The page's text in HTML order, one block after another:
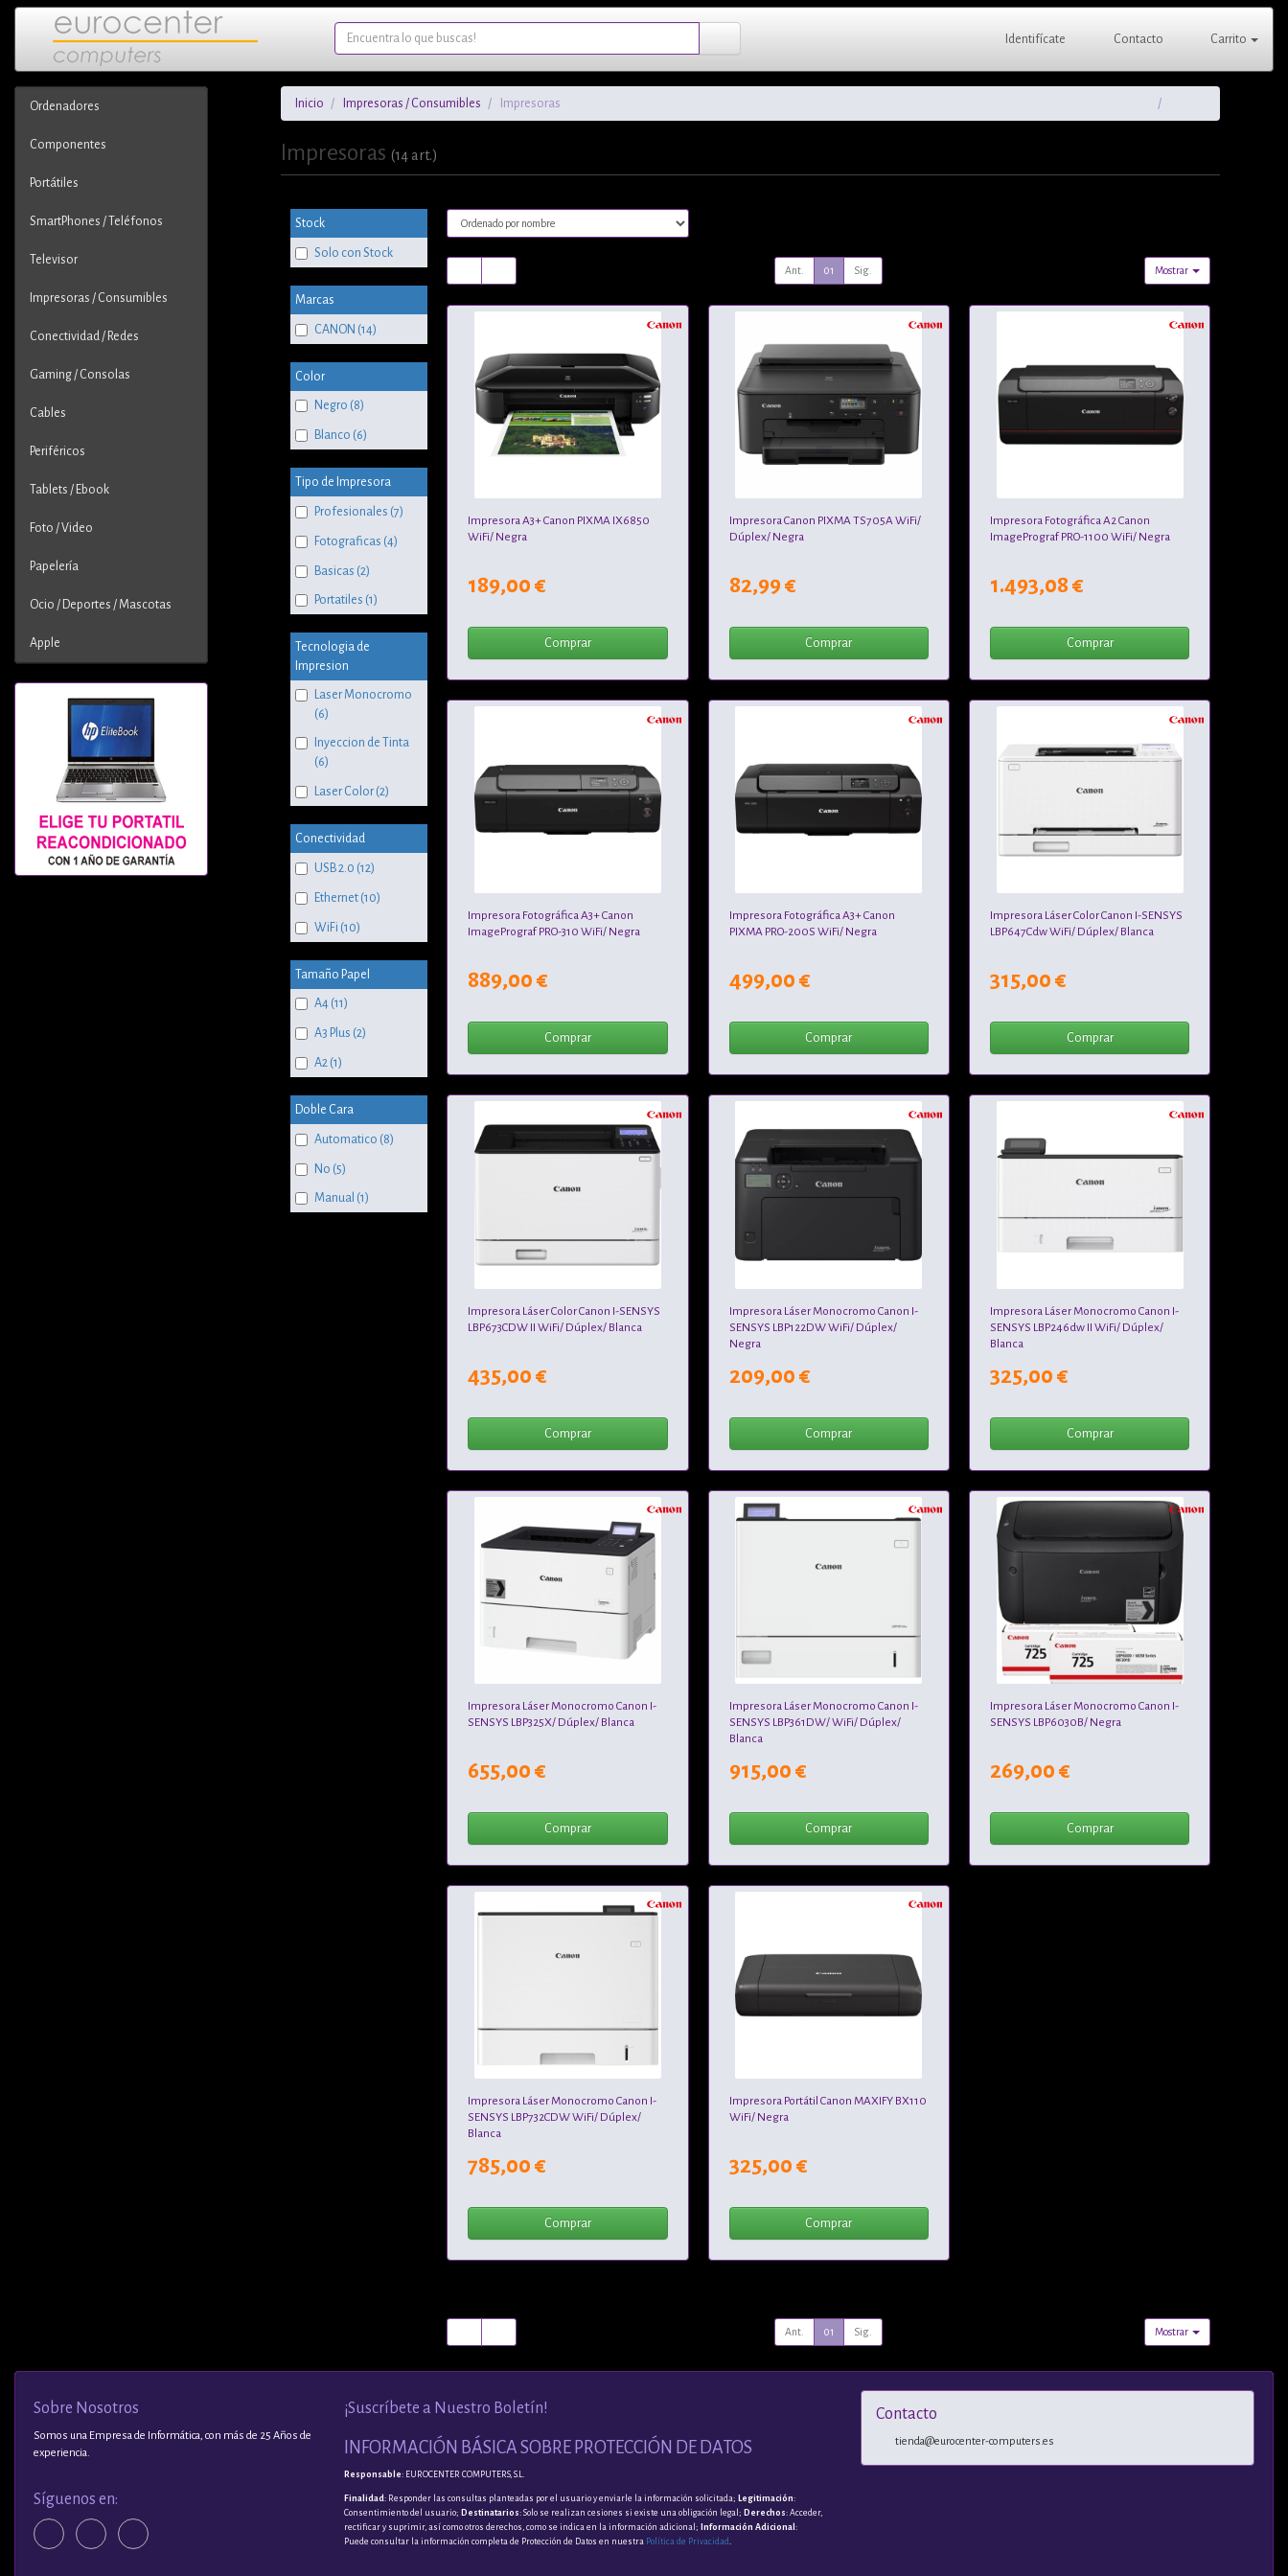
Identifícate Contacto Carrito
Ordenadores
Componentes
Portátiles
SmartPhones / Teléfonos
Televisor
Impresoras / Consumibles
Conectividad / Redes
Gaming / Consolas
Cables
Periféricos
Tablets / Ebook
Foto / Video
Papelería
Ocio / Deportes / Mascotas
Apple
Inicio Impresoras / Consumibles Impresoras
Impresoras (14 art.)
Stock
Solo con Stock
Marcas
CANON (14)
Color
Negro (8)
Blanco (6)
Tipo de Impresora
Profesionales (7)
Fotograficas (4)
Basicas (2)
Portatiles (1)
Tecnologia de
Impresion
Laser Monocromo
(6)
Inyeccion de Tinta
(6)
Laser Color (2)
Conectividad
USB 2.0 (12)
Ethernet (10)
WiFi (10)
Tamaño Papel
A4 (11)
A3 Plus (2)
A2 (1)
Doble Cara
Automatico (8)
No (5)
Manual (1)
Ant. 01 Sig. Mostrar
Impresora A3+ Canon PIXMA IX6850
WiFi/ Negra
189,00 €
Comprar
Impresora Canon PIXMA TS705A WiFi/
Dúplex/ Negra
82,99 €
Comprar
Impresora Fotográfica A2 Canon
ImagePrograf PRO-1100 WiFi/ Negra
1.493,08 €
Comprar
Impresora Fotográfica A3+ Canon
ImagePrograf PRO-310 WiFi/ Negra
889,00 €
Comprar
Impresora Fotográfica A3+ Canon
PIXMA PRO-200S WiFi/ Negra
499,00 €
Comprar
Impresora Láser Color Canon I-SENSYS
LBP647Cdw WiFi/ Dúplex/ Blanca
315,00 €
Comprar
Impresora Láser Color Canon I-SENSYS
LBP673CDW II WiFi/ Dúplex/ Blanca
435,00 €
Comprar
Impresora Láser Monocromo Canon I-
SENSYS LBP122DW WiFi/ Dúplex/
Negra
209,00 €
Comprar
Impresora Láser Monocromo Canon I-
SENSYS LBP246dw II WiFi/ Dúplex/
Blanca
325,00 €
Comprar
Impresora Láser Monocromo Canon I-
SENSYS LBP325X/ Dúplex/ Blanca
655,00 €
Comprar
Impresora Láser Monocromo Canon I-
SENSYS LBP361DW/ WiFi/ Dúplex/
Blanca
915,00 €
Comprar
Impresora Láser Monocromo Canon I-
SENSYS LBP6030B/ Negra
269,00 €
Comprar
Impresora Láser Monocromo Canon I-
SENSYS LBP732CDW WiFi/ Dúplex/
Blanca
785,00 €
Comprar
Impresora Portátil Canon MAXIFY BX110
WiFi/ Negra
325,00 €
Comprar
Ant. 01 Sig. Mostrar
Sobre Nosotros
Somos una Empresa de Informática, con más de 25 Años de
experiencia.
Síguenos en:
¡Suscríbete a Nuestro Boletín!
INFORMACIÓN BÁSICA SOBRE PROTECCIÓN DE DATOS
Responsable: EUROCENTER COMPUTERS, S.L.
Finalidad : Responder las consultas planteadas por el usuario y enviarle la información solicitada; Legitimación:
Consentimiento del usuario; Destinatarios: Solo se realizan cesiones si existe una obligación legal; Derechos: Acceder,
rectificar y suprimir, así como otros derechos, como se indica en la información adicional; Información Adicional :
Puede consultar la información completa de Protección de Datos en nuestra Política de Privacidad
Contacto
tienda@eurocenter-computers.es